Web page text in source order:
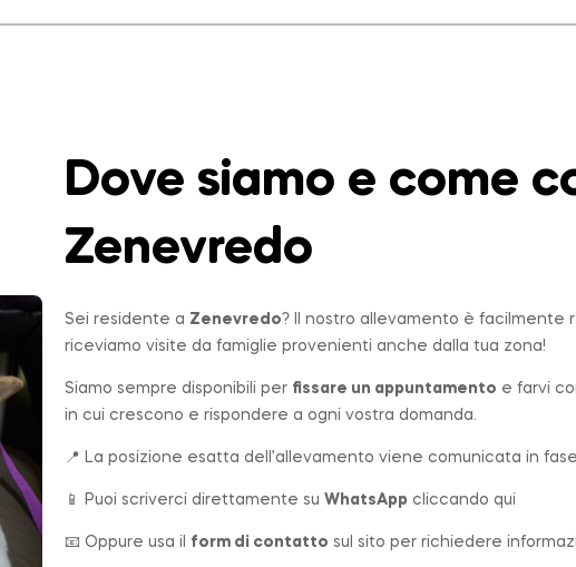
Dove siamo e come
Zenevredo
Sei residente a Zenevredo? Il nostro allevamento è facilmente
riceviamo visite da famiglie provenienti anche dalla tua zona!
Siamo sempre disponibili per fissare un appuntamento e farvi
in cui crescono e rispondere a ogni vostra domanda.
📍 La posizione esatta dell’allevamento viene comunicata in
📱 Puoi scriverci direttamente su WhatsApp cliccando qui
📧 Oppure usa il form di contatto sul sito per richiedere